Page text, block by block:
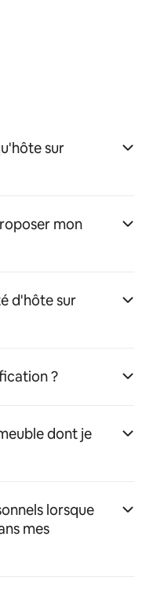
sur
mon
d'hôte sur
?
dont je
lorsque
mes